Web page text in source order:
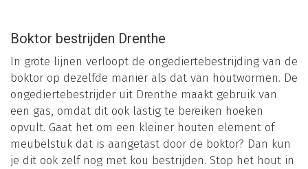
Boktor bestrijden Drenthe
In grote lijnen verloopt de ongediertebestrijding van de
boktor op dezelfde manier als dat van houtwormen. De
ongediertebestrijder uit Drenthe maakt gebruik van
een gas, omdat dit ook lastig te bereiken hoeken
opvult. Gaat het om een kleiner houten element of
meubelstuk dat is aangetast door de boktor? Dan kun
je dit ook zelf nog met kou bestrijden. Stop het hout in